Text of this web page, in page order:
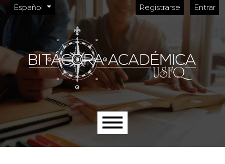
Ir al menú de navegación principal
Ir al contenido principal
Ir al pie de página del sitio
Cambiar el idioma. El idioma actual es:
Español
Menú de administración
Registrarse Entrar
Menú principal